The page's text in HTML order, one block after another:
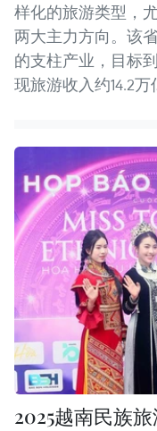
样化的旅游类型，
两大主力方向。该
的支柱产业，目标
现旅游收入约14.2万
2025越南民族